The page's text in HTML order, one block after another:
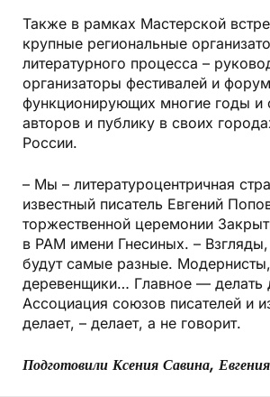
Также в рамках Мастерской
крупные региональные
литературного процесса –
организаторы фестивалей и
функционирующих многие годы и
авторов и публику в своих
России.
– Мы – литературоцентричная
известный писатель Евгений
торжественной церемонии
в РАМ имени Гнесиных. –
будут самые разные. Модернисты,
деревенщики… Главное — делать
Ассоциация союзов писателей и
делает, – делает, а не говорит.
Подготовили Ксения Савина,